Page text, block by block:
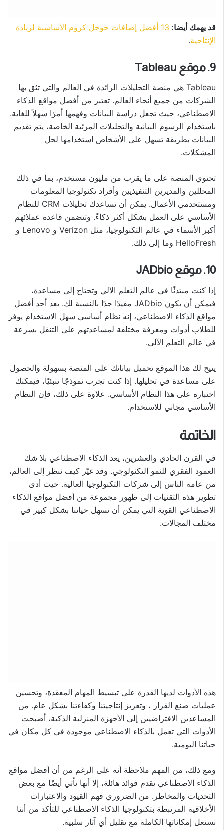
قد يهمك أيضا:
13 أفضل إضافات جوجل كروم الأساسية لزيادة
الإنتاجية.
9. موقع Tableau
Tableau هي منصة التحليلات الرائدة في العالم والتي تثق بها
الشركات من جميع أنحاء العالم. تعتبر من أفضل مواقع الذكاء
الاصطناعي، حيث تجعل دراسة البيانات وفهمها أمرًا سهلاً للغاية.
باستخدام الرسوم البيانية والتحليلات المرئية الخاصة، يتم تقديم
البيانات بطريقة تسهل على الأشخاص استخدامها لحل
المشكلات.
تحتوي المنصة على ما يقرب من مليون مستخدم، بما في ذلك
المحللين والمديرين التنفيذيين وأفراد تكنولوجيا المعلومات
ومستخدمي الأعمال. يمكن أن تساعدك تحليلات CRM للنظام
الأساسي على العمل بشكل أكثر ذكاءً. وتتضمن قاعدة عملائهم
أكبر الأسماء في عالم التكنولوجيا، مثل Verizon و Lenovo و
HelloFresh وما إلى ذلك.
10. موقع JADbio
إذا كنت مبتدئًا في عالم التعلم الآلي وتحتاج إلى مساعدة،
فيمكن أن يكون JADbio مفيدًا جدًا بالنسبة لك. يعد أحد أفضل
مواقع الذكاء الاصطناعي، إنه نظام أساسي سهل الاستخدام يوفر
للطلاب أدوات ومعرفة مختلفة لمساعدتهم على التنقل بسرعة
في عالم التعلم الآلي.
يتيح لك هذا الموقع تحميل بياناتك على المنصة بسهولة والحصول
على مساعدة في تحليلها. إذا كنت تجرب نموذجًا تنبئيًا، فيمكنك
اختباره على هذا النظام الأساسي. علاوة على ذلك، فإن النظام
الأساسي مجاني للاستخدام.
الخاتمة
في القرن الحادي والعشرين، يعد الذكاء الاصطناعي بلا شك
العمود الفقري للنمو التكنولوجي. وقد غيّر كيف ننظر إلى العالم،
من عامة الناس إلى شركات التكنولوجيا العالية. حيث أدى
تطوير هذه التقنيات إلى ظهور مجموعة من أفضل مواقع الذكاء
الاصطناعي القوية التي يمكن أن تسهل حياتنا بشكل كبير في
مختلف المجالات.
هذه الأدوات لديها القدرة على تبسيط المهام المعقدة، وتحسين
عمليات صنع القرار ، وتعزيز إنتاجيتنا وكفاءتنا بشكل عام. من
المساعدين الافتراضيين إلى الأجهزة المنزلية الذكية، أصبحت
الأدوات التي تعمل بالذكاء الاصطناعي موجودة في كل مكان في
حياتنا اليومية.
ومع ذلك، من المهم ملاحظة أنه على الرغم من أن أفضل مواقع
الذكاء الاصطناعي تقدم فوائد هائلة، إلا أنها تأتي أيضًا مع بعض
التحديات والمخاطر. من الضروري فهم القيود والاعتبارات
الأخلاقية المرتبطة بتكنولوجيا الذكاء الاصطناعي للتأكد من أننا
نستغل إمكاناتها الكاملة مع تقليل أي آثار سلبية.